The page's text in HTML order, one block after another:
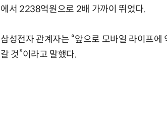
에서 2238억원으로 2배 가까이 뛰었다.
삼성전자 관계자는 “앞으로 모바일 라이프
갈 것”이라고 말했다.